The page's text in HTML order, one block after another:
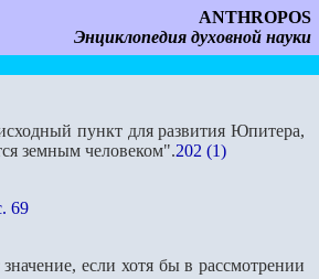
ANTHROPOS
Энциклопедия духовной науки
пункт для развития Юпитера,
земным человеком".202 (1)
69
если хотя бы в рассмотрении